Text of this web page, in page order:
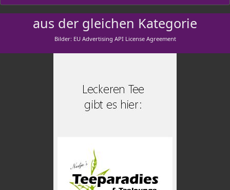
aus der gleichen Kategorie
Bilder: EU Advertising API License Agreement